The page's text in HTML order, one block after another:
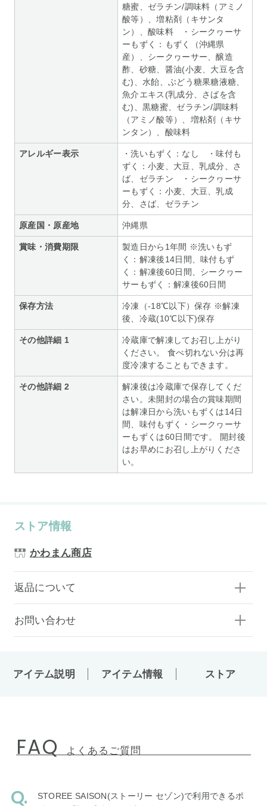
糖蜜、ゼラチン/調味料（アミノ
酸等）、増粘剤（キサンタ
ン）、酸味料 ・シークヮーサ
ーもずく：もずく（沖縄県
産）、シークヮーサー、醸造
酢、砂糖、醤油(小麦、大豆を含
む)、水飴、ぶどう糖果糖液糖、
魚介エキス(乳成分、さばを含
む)、黒糖蜜、ゼラチン/調味料
（アミノ酸等）、増粘剤（キサ
ンタン）、酸味料
アレルギー表示
・洗いもずく：なし ・味付も
ずく：小麦、大豆、乳成分、さ
ば、ゼラチン ・シークヮーサ
ーもずく：小麦、大豆、乳成
分、さば、ゼラチン
原産国・原産地 沖縄県
賞味・消費期限
製造日から1年間 ※洗いもず
く：解凍後14日間、味付もず
く：解凍後60日間、シークヮー
サーもずく：解凍後60日間
保存方法
冷凍（-18℃以下）保存 ※解凍
後、冷蔵(10℃以下)保存
その他詳細 1
冷蔵庫で解凍してお召し上がり
ください。 食べ切れない分は再
度冷凍することもできます。
その他詳細 2
解凍後は冷蔵庫で保存してくだ
さい。未開封の場合の賞味期間
は解凍日から洗いもずくは14日
間、味付もずく・シークヮーサ
ーもずくは60日間です。 開封後
はお早めにお召し上がりくださ
い。
ストア情報
かわまん商店
返品について
お問い合わせ
アイテム説明 アイテム情報 ストア
FAQ よくあるご質問
STOREE SAISON(ストーリー セゾン)で利用できるポ